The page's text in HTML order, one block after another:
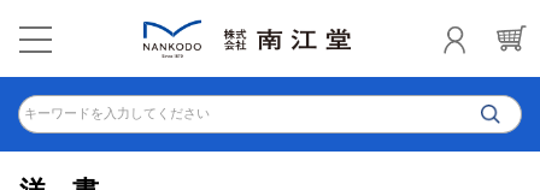
キーワードを入力してください